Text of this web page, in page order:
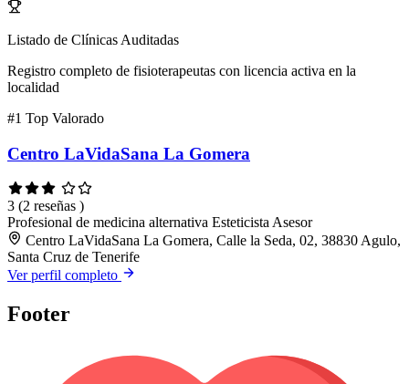
Listado de Clínicas Auditadas
Registro completo de fisioterapeutas con licencia activa en la
localidad
#1 Top Valorado
Centro LaVidaSana La Gomera
3 (2 reseñas )
Profesional de medicina alternativa Esteticista Asesor
Centro LaVidaSana La Gomera, Calle la Seda, 02, 38830 Agulo,
Santa Cruz de Tenerife
Ver perfil completo
Footer